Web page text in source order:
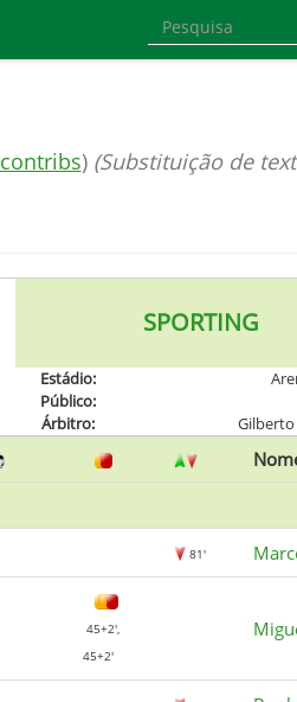
contribs) (Substituição de
SPORTING
Estádio:
Público:
Árbitro: Gilberto
81'
45+2',
45+2'